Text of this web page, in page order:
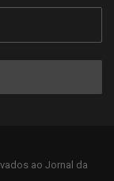
ao Jornal da